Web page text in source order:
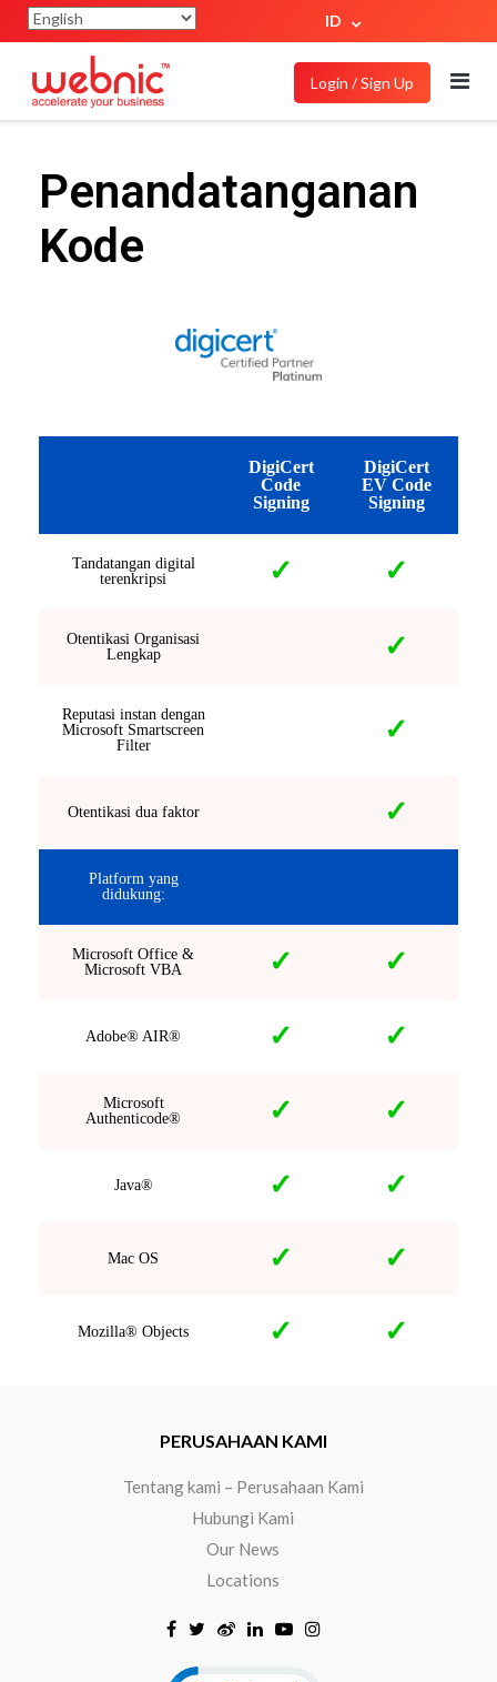
ID
Login / Sign Up
Penandatanganan
Kode
DigiCert
Code
Signing
DigiCert
EV Code
Signing
Tandatangan digital
terenkripsi
✓ ✓
Otentikasi Organisasi
Lengkap
✓
Reputasi instan dengan
Microsoft Smartscreen
Filter
✓
Otentikasi dua faktor ✓
Platform yang
didukung:
Microsoft Office &
Microsoft VBA
✓ ✓
Adobe® AIR® ✓ ✓
Microsoft
Authenticode®
✓ ✓
Java® ✓ ✓
Mac OS ✓ ✓
Mozilla® Objects ✓ ✓
PERUSAHAAN KAMI
Tentang kami – Perusahaan Kami
Hubungi Kami
Our News
Locations